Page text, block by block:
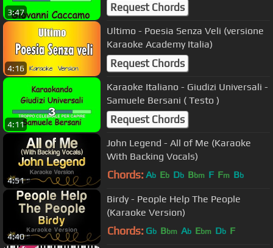
3:47 Request Chords
4:16
Ultimo - Poesia Senza Veli (versione
Karaoke Academy Italia)
Request Chords
4:11
Karaoke Italiano - Giudizi Universali -
Samuele Bersani ( Testo )
Request Chords
4:51
John Legend - All of Me (Karaoke
With Backing Vocals)
Chords: Ab Eb Db Bbm F Fm Bb
4:40
Birdy - People Help The People
(Karaoke Version)
Chords: Gb Bbm Ab Ebm Db F